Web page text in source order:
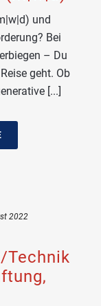
und
Bei
– Du
geht. Ob
[...]
2022
Technik